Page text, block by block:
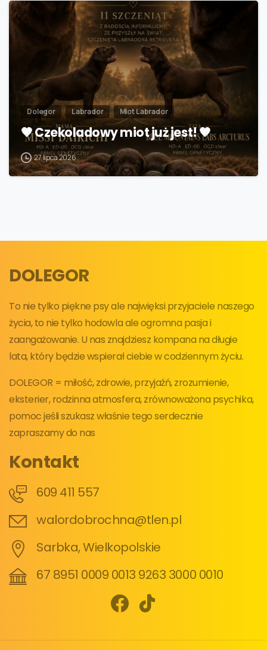
Dolegor Labrador Miot Labrador
🤎 Czekoladowy miot już jest! 🤎
27 lipca 2026
DOLEGOR
To nie tylko piękne psy ale najwięksi przyjaciele naszego
życia, to nie tylko hodowla ale ogromna pasja i
zaangażowanie. U nas znajdziesz kompana na długie
lata, który będzie wspierał ciebie w codziennym życiu.
DOLEGOR = miłość, zdrowie, przyjaźń, zrozumienie,
eksterier, rodzinna atmosfera, zrównoważona psychika,
pomoc jeśli szukasz właśnie tego serdecznie
zapraszamy do nas
Kontakt
609 411 557
walordobrochna@tlen.pl
Sarbka, Wielkopolskie
67 8951 0009 0013 9263 3000 0010